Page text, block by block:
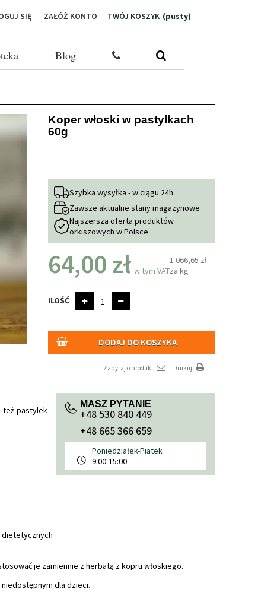
TWÓJ KOSZYK (pusty)
SIĘ ZAŁÓŻ KONTO
Blog
Koper włoski w pastylkach
60g
Szybka wysyłka - w ciągu 24h
Zawsze aktualne stany magazynowe
Najszersza oferta produktów
orkiszowych w Polsce
64,00 zł w tym VAT
1 066,65 zł
za kg
ILOŚĆ
DODAJ DO KOSZYKA
Zapytaj o produkt Drukuj
MASZ PYTANIE
+48 530 840 449
+48 665 366 659
Poniedziałek-Piątek
9:00-15:00
też pastylek
dietetycznych
je zamiennie z herbatą z kopru włoskiego.
dla dzieci.